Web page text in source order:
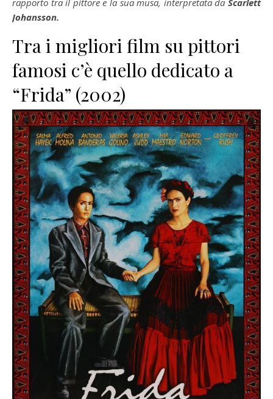
rapporto tra il pittore e la sua musa, interpretata da Scarlett
Johansson.
Tra i migliori film su pittori
famosi c’è quello dedicato a
“Frida” (2002)